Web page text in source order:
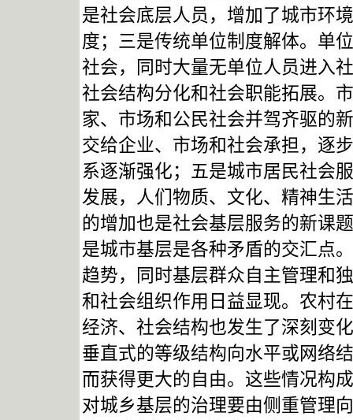
是社会底层人员，增加了城市环
度；三是传统单位制度解体。单
社会，同时大量无单位人员进入
社会结构分化和社会职能拓展。
家、市场和公民社会并驾齐驱的
交给企业、市场和社会承担，逐
系逐渐强化；五是城市居民社会
发展，人们物质、文化、精神生
的增加也是社会基层服务的新课
是城市基层是各种矛盾的交汇点
趋势，同时基层群众自主管理和
和社会组织作用日益显现。农村
经济、社会结构也发生了深刻变
垂直式的等级结构向水平或网络
而获得更大的自由。这些情况构
对城乡基层的治理要由侧重管理